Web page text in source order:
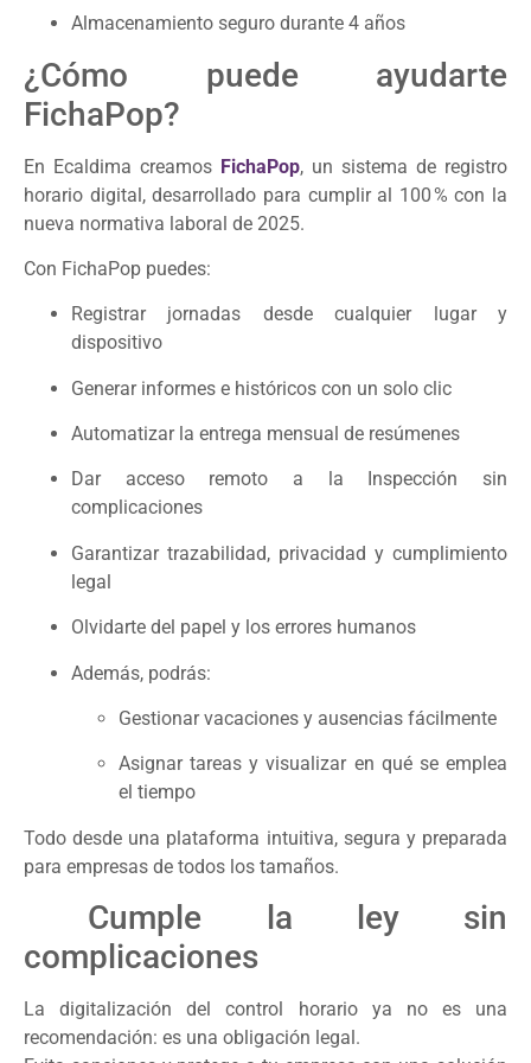
Almacenamiento seguro durante 4 años
¿Cómo puede ayudarte
FichaPop?
En Ecaldima creamos FichaPop, un sistema de registro
horario digital, desarrollado para cumplir al 100 % con la
nueva normativa laboral de 2025.
Con FichaPop puedes:
Registrar jornadas desde cualquier lugar y
dispositivo
Generar informes e históricos con un solo clic
Automatizar la entrega mensual de resúmenes
Dar acceso remoto a la Inspección sin
complicaciones
Garantizar trazabilidad, privacidad y cumplimiento
legal
Olvidarte del papel y los errores humanos
Además, podrás:
Gestionar vacaciones y ausencias fácilmente
Asignar tareas y visualizar en qué se emplea
el tiempo
Todo desde una plataforma intuitiva, segura y preparada
para empresas de todos los tamaños.
Cumple la ley sin
complicaciones
La digitalización del control horario ya no es una
recomendación: es una obligación legal.